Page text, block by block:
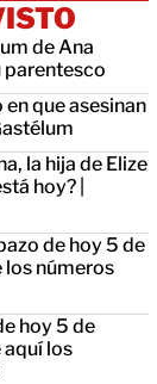
de Ana
parentesco
que asesinan
la hija de Elize
hoy? |
de hoy 5 de
los números
hoy 5 de
los